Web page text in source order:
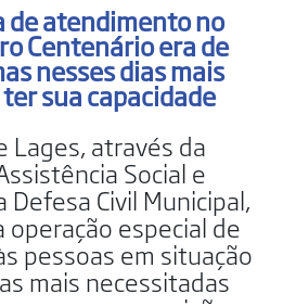
de atendimento no
Centenário era de
nesses dias mais
sua capacidade
Lages, através da
Social e
Defesa Civil Municipal,
operação especial de
pessoas em situação
mais necessitadas